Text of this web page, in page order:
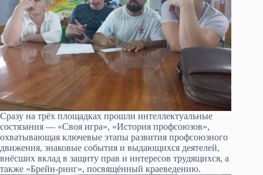
Сразу на трёх площадках прошли интеллектуальные
состязания — «Своя игра», «История профсоюзов»,
охватывающая ключевые этапы развития профсоюзного
движения, знаковые события и выдающихся деятелей,
внёсших вклад в защиту прав и интересов трудящихся, а
также «Брейн-ринг», посвящённый краеведению.